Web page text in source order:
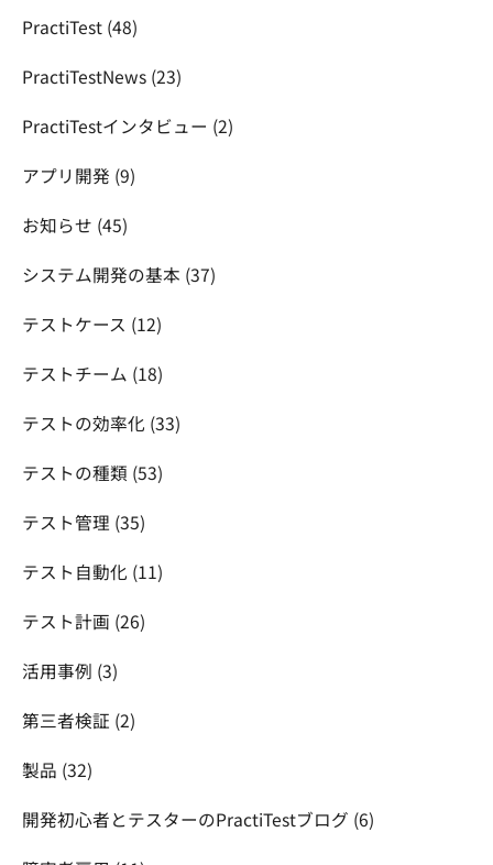
PractiTest (48)
PractiTestNews (23)
PractiTestインタビュー (2)
アプリ開発 (9)
お知らせ (45)
システム開発の基本 (37)
テストケース (12)
テストチーム (18)
テストの効率化 (33)
テストの種類 (53)
テスト管理 (35)
テスト自動化 (11)
テスト計画 (26)
活用事例 (3)
第三者検証 (2)
製品 (32)
開発初心者とテスターのPractiTestブログ (6)